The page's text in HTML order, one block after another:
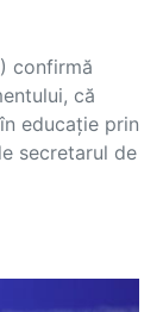
confirmă
că
educație prin
secretarul de